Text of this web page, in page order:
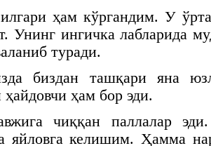
ҳам кўргандим. У
Унинг ингичка лабларида
туради.
биздан ташқари яна
ҳам бор эди.
чиққан паллалар
яйловга келишим. Ҳамма